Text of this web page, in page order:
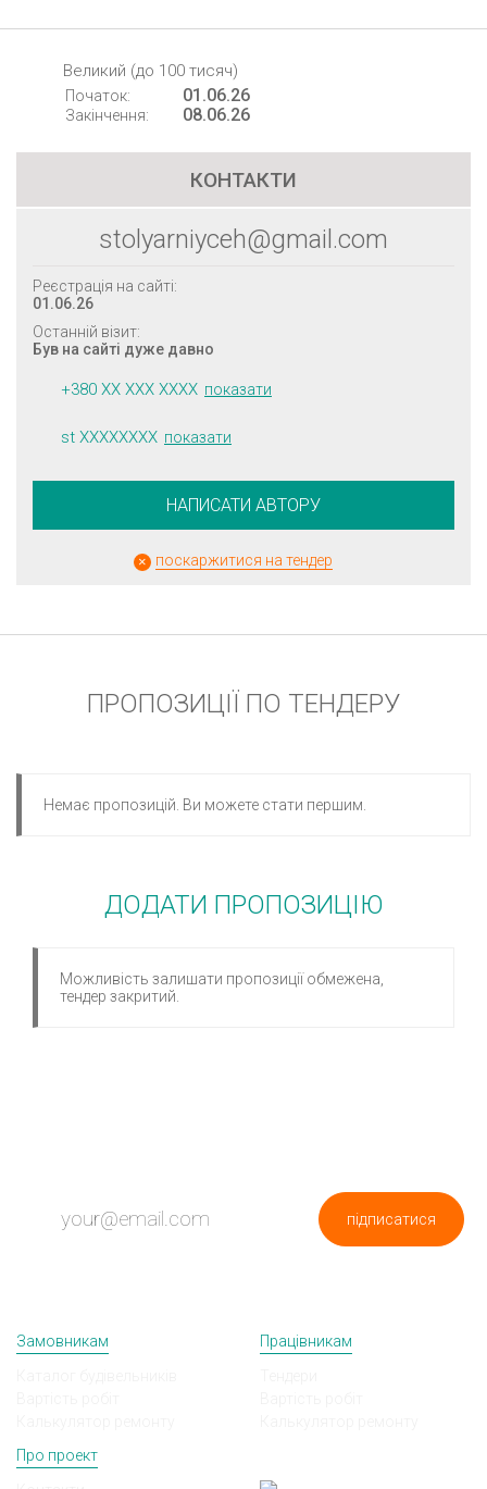
Великий (до 100 тисяч)
Початок: 01.06.26
Закінчення: 08.06.26
КОНТАКТИ
stolyarniyceh@gmail.com
Реєстрація на сайті:
01.06.26
Останній візит:
Був на сайті дуже давно
+380 XX XXX XXXX показати
st XXXXXXXX показати
НАПИСАТИ АВТОРУ
поскаржитися на тендер
ПРОПОЗИЦІЇ ПО ТЕНДЕРУ
Немає пропозицій. Ви можете стати першим.
ДОДАТИ ПРОПОЗИЦІЮ
Можливість залишати пропозиції обмежена,
тендер закритий.
підписатися
Замовникам
Працівникам
Про проект